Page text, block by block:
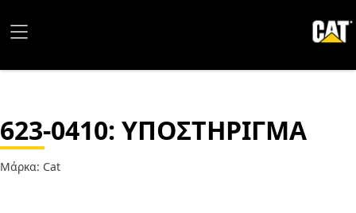
623-0410: ΥΠΟΣΤΗΡΙΓΜΑ
Μάρκα: Cat